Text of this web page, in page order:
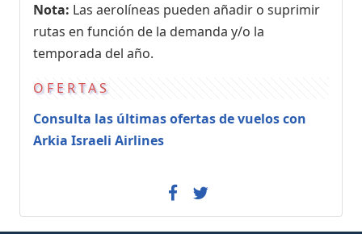
Nota: Las aerolíneas pueden añadir o suprimir
rutas en función de la demanda y/o la
temporada del año.
OFERTAS
Consulta las últimas ofertas de vuelos con
Arkia Israeli Airlines